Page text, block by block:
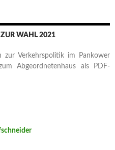
WAHL 2021
zur Verkehrspolitik im Pankower
Abgeordnetenhaus als PDF-